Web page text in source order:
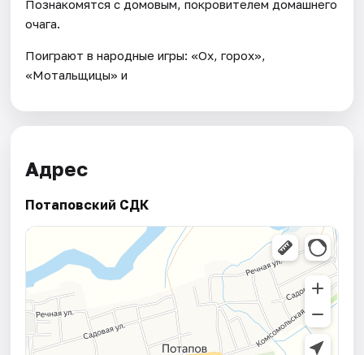
Познакомятся с домовым, покровителем домашнего
очага.
Поиграют в народные игры: «Ох, горох»,
«Мотальщицы» и
Адрес
Потаповский СДК